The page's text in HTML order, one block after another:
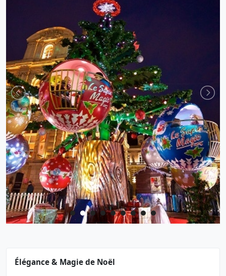
Élégance & Magie de Noël